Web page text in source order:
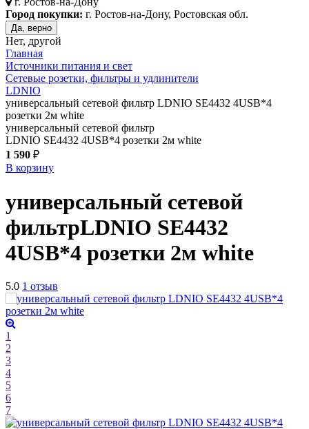
Город покупки: г. Ростов-на-Дону, Ростовская обл.
Да, верно
Нет, другой
Главная
Источники питания и свет
Сетевые розетки, фильтры и удлинители
LDNIO
универсальный сетевой фильтр LDNIO SE4432 4USB*4
розетки 2м white
универсальный сетевой фильтр
LDNIO SE4432 4USB*4 розетки 2м white
1 590 ₽
В корзину
универсальный сетевой
фильтрLDNIO SE4432
4USB*4 розетки 2м white
5.0 1 отзыв
1
2
3
4
5
6
7